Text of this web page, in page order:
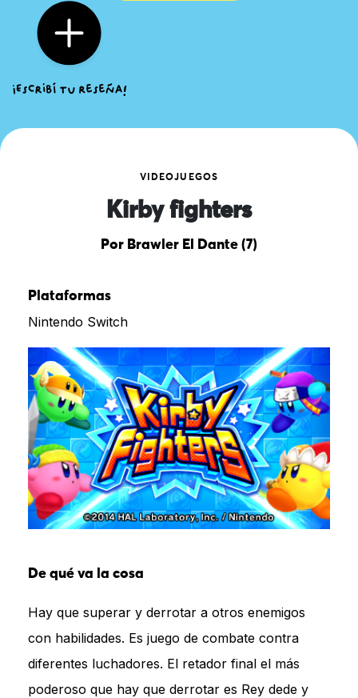
VIDEOJUEGOS
Kirby fighters
Por Brawler El Dante (7)
Plataformas
Nintendo Switch
De qué va la cosa
Hay que superar y derrotar a otros enemigos
con habilidades. Es juego de combate contra
diferentes luchadores. El retador final el más
poderoso que hay que derrotar es Rey dede y